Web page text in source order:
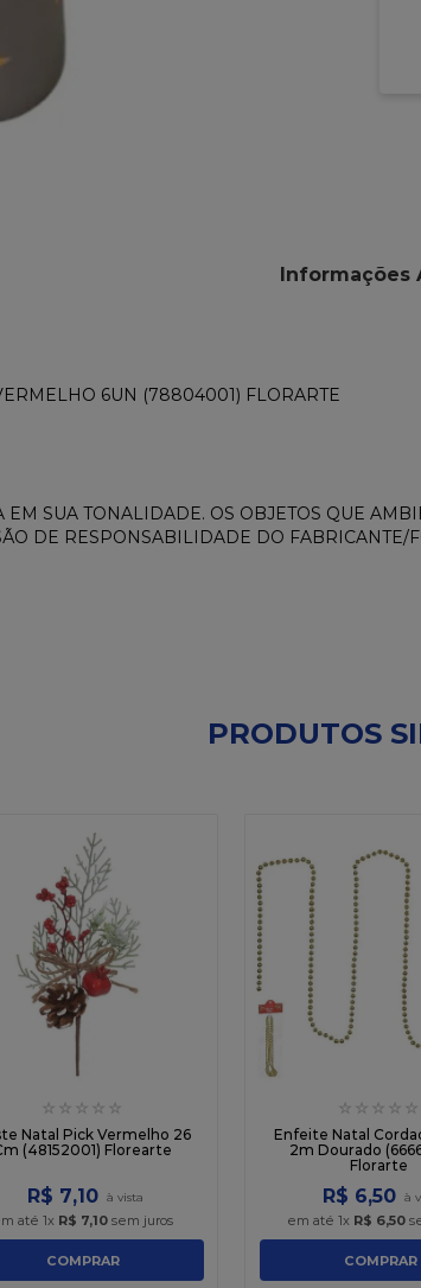
Informações
6UN (78804001) FLORARTE
SUA TONALIDADE. OS OBJETOS QUE
DE RESPONSABILIDADE DO FABRICANTE/
PRODUTOS
☆ ☆ ☆ ☆ ☆
Natal Pick Vermelho 26
(48152001) Florearte
R$ 7,10
até1x R$ 7,10 sem juros
COMPRAR
☆ ☆ ☆ ☆ ☆
Enfeite Natal
2m Dourado
Florarte
R$ 6,50
em até1x R$ 6,50
COMPRAR